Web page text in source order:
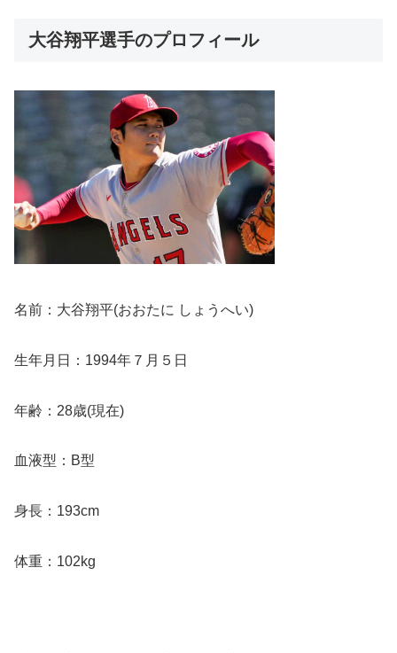
大谷翔平選手のプロフィール
名前：大谷翔平(おおたに しょうへい)
生年月日：1994年７月５日
年齢：28歳(現在)
血液型：B型
身長：193cm
体重：102kg